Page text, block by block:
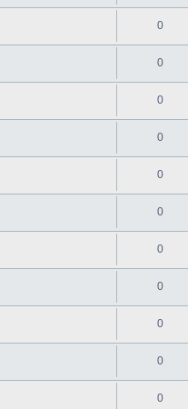
0
0
0
0
0
0
0
0
0
0
0